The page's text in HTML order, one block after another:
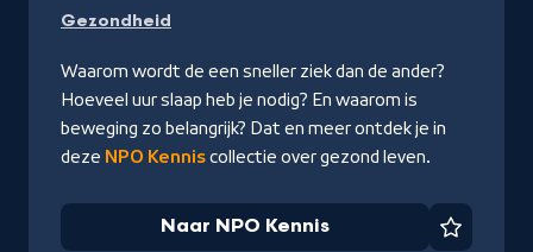
Kennis
Gezondheid
Waarom wordt de een sneller ziek dan de ander?
Hoeveel uur slaap heb je nodig? En waarom is
beweging zo belangrijk? Dat en meer ontdek je in
deze NPO Kenniscollectie over gezond leven.
Naar NPO Kennis